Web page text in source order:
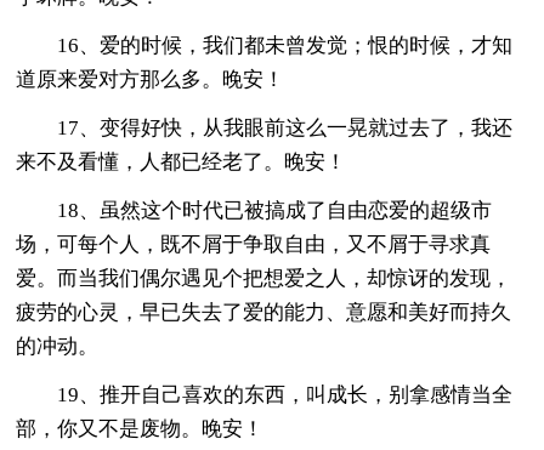
16、爱的时候，我们都未曾发觉；恨的时候，才知
道原来爱对方那么多。晚安！
17、变得好快，从我眼前这么一晃就过去了，我还
来不及看懂，人都已经老了。晚安！
18、虽然这个时代已被搞成了自由恋爱的超级市
场，可每个人，既不屑于争取自由，又不屑于寻求真
爱。而当我们偶尔遇见个把想爱之人，却惊讶的发现，
疲劳的心灵，早已失去了爱的能力、意愿和美好而持久
的冲动。
19、推开自己喜欢的东西，叫成长，别拿感情当全
部，你又不是废物。晚安！